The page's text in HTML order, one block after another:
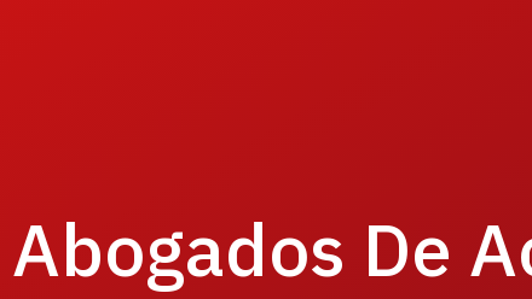
Abogados De